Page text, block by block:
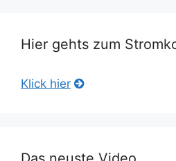
Hier gehts zum
Klick hier